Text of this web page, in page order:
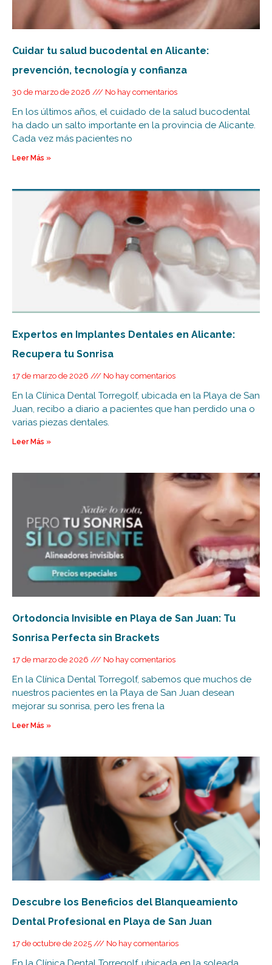
Cuidar tu salud bucodental en Alicante:
prevención, tecnología y confianza
30 de marzo de 2026 No hay comentarios
En los últimos años, el cuidado de la salud bucodental
ha dado un salto importante en la provincia de Alicante.
Cada vez más pacientes no
Leer Más »
Expertos en Implantes Dentales en Alicante:
Recupera tu Sonrisa
17 de marzo de 2026 No hay comentarios
En la Clínica Dental Torregolf, ubicada en la Playa de San
Juan, recibo a diario a pacientes que han perdido una o
varias piezas dentales.
Leer Más »
Ortodoncia Invisible en Playa de San Juan: Tu
Sonrisa Perfecta sin Brackets
17 de marzo de 2026 No hay comentarios
En la Clínica Dental Torregolf, sabemos que muchos de
nuestros pacientes en la Playa de San Juan desean
mejorar su sonrisa, pero les frena la
Leer Más »
Descubre los Beneficios del Blanqueamiento
Dental Profesional en Playa de San Juan
17 de octubre de 2025 No hay comentarios